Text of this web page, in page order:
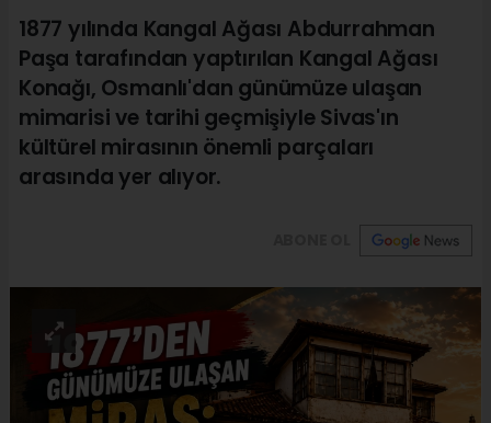
1877 yılında Kangal Ağası Abdurrahman
Paşa tarafından yaptırılan Kangal Ağası
Konağı, Osmanlı'dan günümüze ulaşan
mimarisi ve tarihi geçmişiyle Sivas'ın
kültürel mirasının önemli parçaları
arasında yer alıyor.